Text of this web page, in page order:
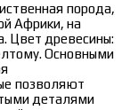
порода,
Африки, на
Цвет древесины:
Основными
позволяют
деталями